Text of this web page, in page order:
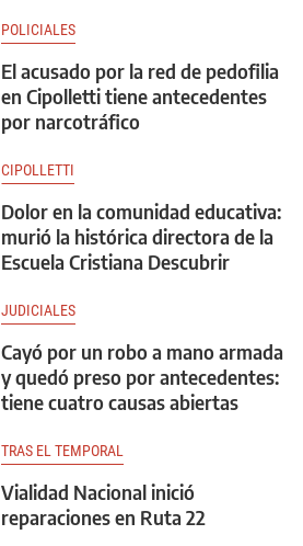
POLICIALES
El acusado por la red de pedofilia
en Cipolletti tiene antecedentes
por narcotráfico
CIPOLLETTI
Dolor en la comunidad educativa:
murió la histórica directora de la
Escuela Cristiana Descubrir
JUDICIALES
Cayó por un robo a mano armada
y quedó preso por antecedentes:
tiene cuatro causas abiertas
TRAS EL TEMPORAL
Vialidad Nacional inició
reparaciones en Ruta 22